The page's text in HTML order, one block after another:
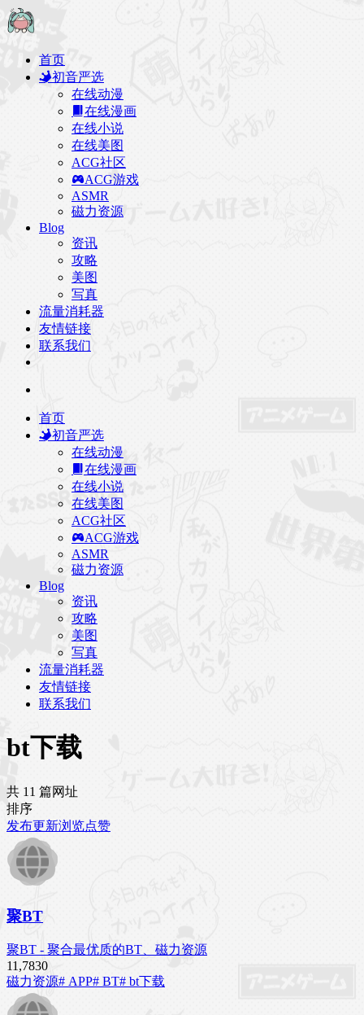
首页
初音严选
在线动漫
在线漫画
在线小说
在线美图
ACG社区
ACG游戏
ASMR
磁力资源
Blog
资讯
攻略
美图
写真
流量消耗器
友情链接
联系我们
首页
初音严选
在线动漫
在线漫画
在线小说
在线美图
ACG社区
ACG游戏
ASMR
磁力资源
Blog
资讯
攻略
美图
写真
流量消耗器
友情链接
联系我们
bt下载
共 11 篇网址
排序
发布更新浏览点赞
聚BT
聚BT - 聚合最优质的BT、磁力资源
11,7830
磁力资源# APP# BT# bt下载